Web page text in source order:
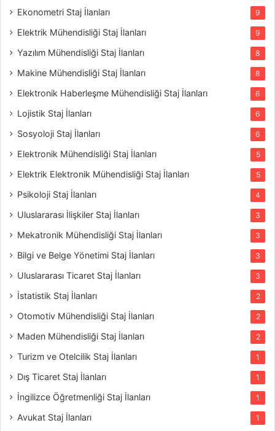
Ekonometri Staj İlanları 9
Elektrik Mühendisliği Staj İlanları 9
Yazılım Mühendisliği Staj İlanları 8
Makine Mühendisliği Staj İlanları 8
Elektronik Haberleşme Mühendisliği Staj İlanları 6
Lojistik Staj İlanları 6
Sosyoloji Staj İlanları 6
Elektronik Mühendisliği Staj İlanları 5
Elektrik Elektronik Mühendisliği Staj İlanları 5
Psikoloji Staj İlanları 4
Uluslararası İlişkiler Staj İlanları 3
Mekatronik Mühendisliği Staj İlanları 3
Bilgi ve Belge Yönetimi Staj İlanları 3
Uluslararası Ticaret Staj İlanları 3
İstatistik Staj İlanları 2
Otomotiv Mühendisliği Staj İlanları 2
Maden Mühendisliği Staj İlanları 2
Turizm ve Otelcilik Staj İlanları 1
Dış Ticaret Staj İlanları 1
İngilizce Öğretmenliği Staj İlanları 1
Avukat Staj İlanları 1